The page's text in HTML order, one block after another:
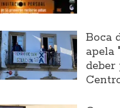
Boca
apela
deber